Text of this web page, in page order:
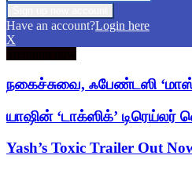
Have an account?Login here
X
நகைச்சுவை, ஃபேண்டஸி
யாஷின் ‘டாக்ஸிக்’ டிரெய்லர்
Yash’s Toxic Trailer Out